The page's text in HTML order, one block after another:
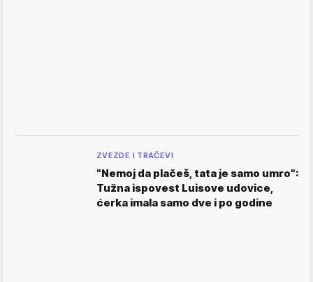
ZVEZDE I TRAČEVI
"Nemoj da plačeš, tata je samo umro":
Tužna ispovest Luisove udovice,
ćerka imala samo dve i po godine